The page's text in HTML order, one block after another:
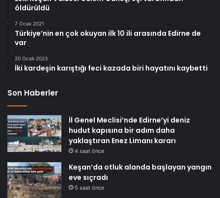
öldürüldü
7 Ocak 2021
Türkiye’nin en çok okuyan ilk 10 ili arasında Edirne de
var
20 Ocak 2023
İki kardeşin karıştığı feci kazada biri hayatını kaybetti
Son Haberler
İl Genel Meclisi’nde Edirne’yi deniz
hudut kapısına bir adım daha
yaklaştıran Enez Limanı kararı
4 saat önce
Keşan’da otluk alanda başlayan yangın
eve sıçradı
5 saat önce